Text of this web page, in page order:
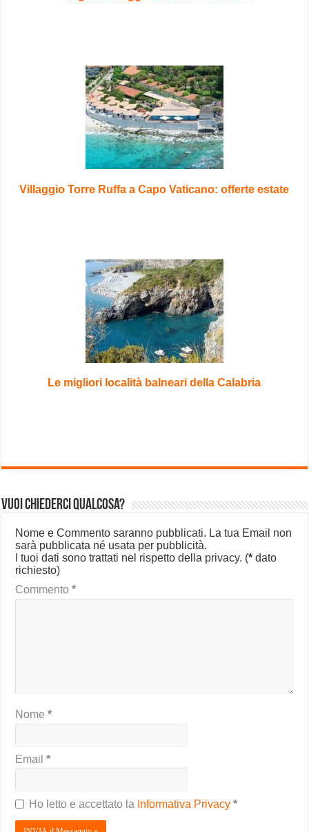
Villaggio Torre Ruffa a Capo Vaticano: offerte estate
Le migliori località balneari della Calabria
Vuoi chiederci qualcosa?
Nome e Commento saranno pubblicati. La tua Email non
sarà pubblicata né usata per pubblicità.
I tuoi dati sono trattati nel rispetto della privacy. (* dato
richiesto)
Commento*
Nome*
Email*
Ho letto e accettato la Informativa Privacy*